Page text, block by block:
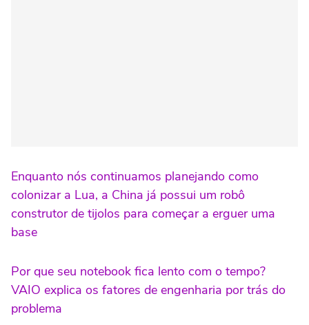
Enquanto nós continuamos planejando como
colonizar a Lua, a China já possui um robô
construtor de tijolos para começar a erguer uma
base
Por que seu notebook fica lento com o tempo?
VAIO explica os fatores de engenharia por trás do
problema